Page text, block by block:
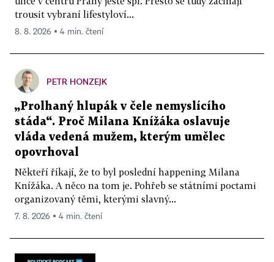
trousit vybraní lifestyloví...
8. 8. 2026 ▪ 4 min. čtení
PETR HONZEJK
„Prolhaný hlupák v čele nemyslícího
stáda“. Proč Milana Knížáka oslavuje
vláda vedená mužem, kterým umělec
opovrhoval
Někteří říkají, že to byl poslední happening Milana
Knížáka. A něco na tom je. Pohřeb se státními poctami
organizovaný těmi, kterými slavný...
7. 8. 2026 ▪ 4 min. čtení